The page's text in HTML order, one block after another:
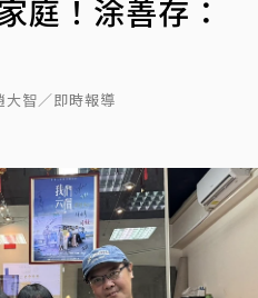
庭！涂善存：
大智／即時報導